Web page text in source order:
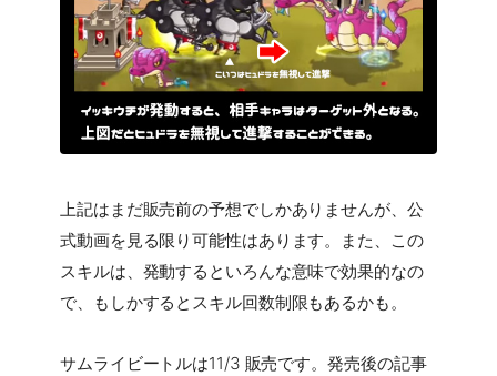
上記はまだ販売前の予想でしかありませんが、公
式動画を見る限り可能性はあります。また、この
スキルは、発動するといろんな意味で効果的なの
で、もしかするとスキル回数制限もあるかも。
サムライビートルは11/3 販売です。発売後の記事